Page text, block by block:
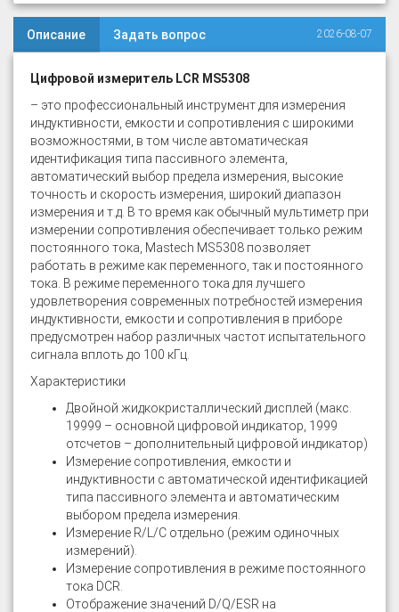
Описание Задать вопрос 2026-08-07
Цифровой измеритель LCR MS5308
– это профессиональный инструмент для измерения
индуктивности, емкости и сопротивления с широкими
возможностями, в том числе автоматическая
идентификация типа пассивного элемента,
автоматический выбор предела измерения, высокие
точность и скорость измерения, широкий диапазон
измерения и т.д. В то время как обычный мультиметр при
измерении сопротивления обеспечивает только режим
постоянного тока, Mastech MS5308 позволяет
работать в режиме как переменного, так и постоянного
тока. В режиме переменного тока для лучшего
удовлетворения современных потребностей измерения
индуктивности, емкости и сопротивления в приборе
предусмотрен набор различных частот испытательного
сигнала вплоть до 100 кГц.
Характеристики
Двойной жидкокристаллический дисплей (макс.
19999 – основной цифровой индикатор, 1999
отсчетов – дополнительный цифровой индикатор)
Измерение сопротивления, емкости и
индуктивности с автоматической идентификацией
типа пассивного элемента и автоматическим
выбором предела измерения.
Измерение R/L/C отдельно (режим одиночных
измерений).
Измерение сопротивления в режиме постоянного
тока DCR.
Отображение значений D/Q/ESR на